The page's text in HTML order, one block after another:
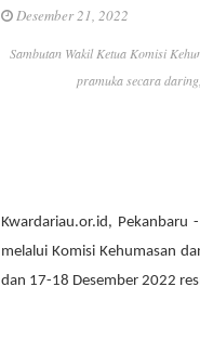
Desember 21, 2022
Sambutan Wakil Ketua Komisi
pramuka secara
Kwardariau.or.id, Pekanbaru
melalui Komisi Kehumasan
dan 17-18 Desember 2022